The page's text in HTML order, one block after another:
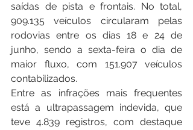
saídas de pista e frontais. No total,
909.135 veículos circularam pelas
rodovias entre os dias 18 e 24 de
junho, sendo a sexta-feira o dia de
maior fluxo, com 151.907 veículos
contabilizados.
Entre as infrações mais frequentes
está a ultrapassagem indevida, que
teve 4.839 registros, com destaque